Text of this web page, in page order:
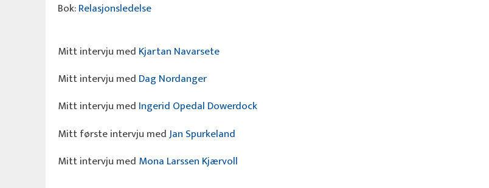
Bok:Relasjonsledelse
Mitt intervju med Kjartan Navarsete
Mitt intervju med Dag Nordanger
Mitt intervju med Ingerid Opedal Dowerdock
Mitt første intervju medJan Spurkeland
Mitt intervju med Mona Larssen Kjærvoll